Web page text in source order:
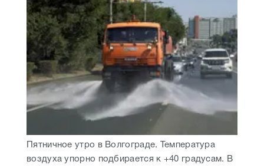
Пятничное утро в Волгограде. Температура
воздуха упорно подбирается к +40 градусам. В